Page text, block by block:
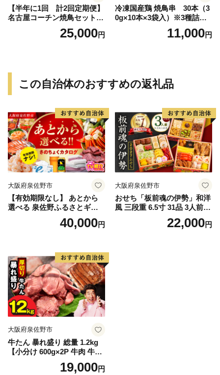
【半年に1回 計2回定期便】
名古屋コーチン焼鳥セット・
名古屋コーチン鍋&名古屋コ
ーチン1羽分セット25,000円
冷凍国産鶏 焼鳥串 30本（3
0g×10本×3袋入）※3種詰め
合わせ 焼き鳥 おつまみ バー
ベキュー 小分け 国産 鶏肉 焼
11,000円
この自治体のおすすめの返礼品
大阪府泉佐野市
【有効期限なし】 あとから
選べる 泉佐野ふるさとギフ
ト（寄附40,000円コース）
【4000品以上掲載 高評価 カ
タオル ティッシュ あとから
セレクト カタログギフト】
40,000円
大阪府泉佐野市
おせち「板前魂の伊勢」和洋
風 三段重 6.5寸 31品 3人前
【1位獲得 おせち料理 板前魂
贅沢おせち お節 惣菜 冷凍 先
22,000円
大阪府泉佐野市
牛たん 暴れ盛り 総量 1.2kg
【小分け 600g×2P 牛肉 牛タ
ン 牛たん 厚切り牛タン 焼肉
BBQ キャンプ 焼くだけ 簡単
19,000円